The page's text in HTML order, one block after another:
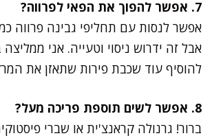
7. אפשר להפוך את הפאי לפרווה?
אפשר לנסות עם תחליפי גבינה פרווה
אבל זה ידרוש ניסוי וטעייה. אני
להוסיף עוד שכבת פירות שתאזן את
8. אפשר לשים תוספת פריכה מעל?
ברור! גרנולה קראנצ'ית או שברי